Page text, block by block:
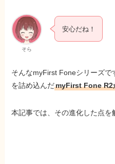
そら
そんなmyFirst Foneシリーズ
を詰め込んだ
myFirst Fone R2
本記事では、その進化した点を